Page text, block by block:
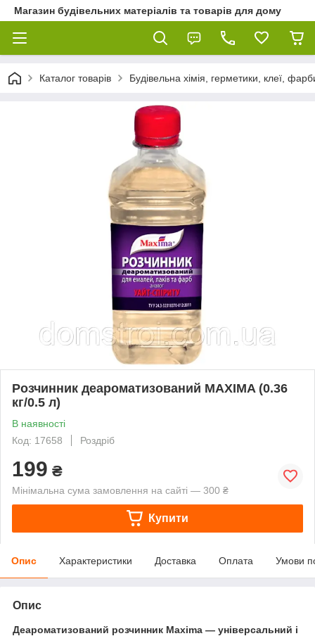
Магазин будівельних матеріалів та товарів для дому
Каталог товарів Будівельна хімія, герметики, клеї,
Розчинник деароматизований MAXIMA (0.36
кг/0.5 л)
В наявності
Код: 17658
Роздріб
199 ₴
Мінімальна сума замовлення на сайті — 300 ₴
Купити
Опис Характеристики Доставка Оплата Умови
Опис
Деароматизований розчинник Maxima — універсальний і